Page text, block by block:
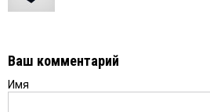
Ваш комментарий
Имя